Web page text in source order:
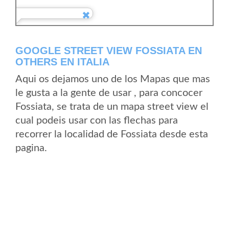
GOOGLE STREET VIEW FOSSIATA EN
OTHERS EN ITALIA
Aqui os dejamos uno de los Mapas que mas
le gusta a la gente de usar , para concocer
Fossiata, se trata de un mapa street view el
cual podeis usar con las flechas para
recorrer la localidad de Fossiata desde esta
pagina.